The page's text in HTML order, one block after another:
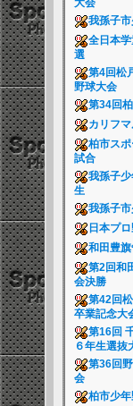
大会
我孫子
全日本
選
第4回松
野球大会
第34回
カリフ
柏市ス
試合
我孫子
生
我孫子
日本プ
和田豊
第2回和
会決勝
第42回
卒業記念大
第16回
６年生選抜
第36回
会
柏市少